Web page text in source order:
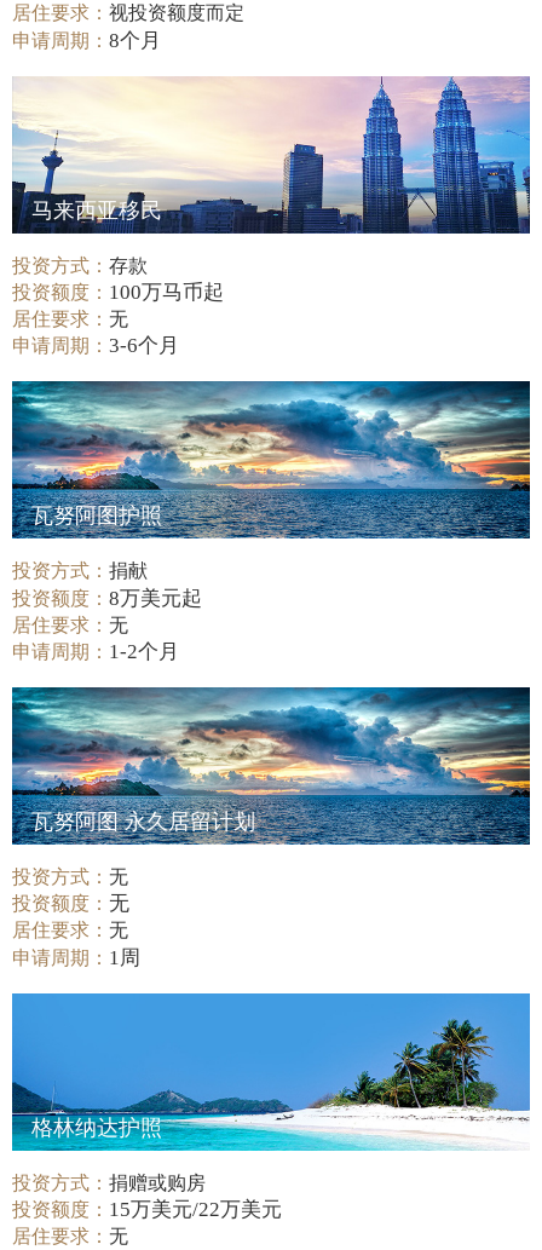
居住要求：视投资额度而定
申请周期：8个月
马来西亚移民
投资方式：存款
投资额度： 100万马币起
居住要求：无
申请周期：3-6个月
瓦努阿图护照
投资方式：捐献
投资额度：8万美元起
居住要求：无
申请周期： 1-2个月
瓦努阿图 永久居留计划
投资方式：无
投资额度：无
居住要求：无
申请周期： 1周
格林纳达护照
投资方式：捐赠或购房
投资额度： 15万美元/22万美元
居住要求：无